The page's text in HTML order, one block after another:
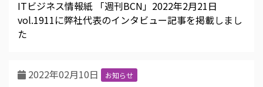
ITビジネス情報紙 「週刊BCN」2022年2月21日
vol.1911に弊社代表のインタビュー記事を掲載しまし
た
2022年02月10日 お知らせ